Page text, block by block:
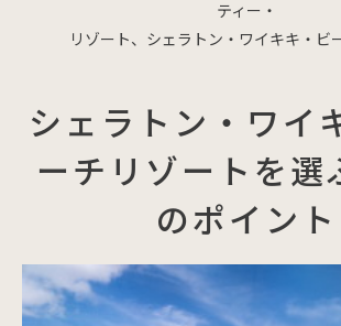
ティー・
リゾート、シェラトン・ワイキキ・ビ
シェラトン・ワイ
ーチリゾートを選
のポイント